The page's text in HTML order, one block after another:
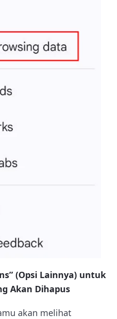
(Opsi Lainnya) untuk
Akan Dihapus
akan melihat